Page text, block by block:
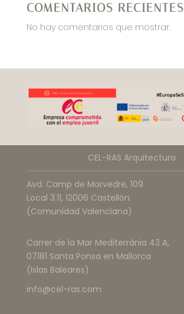
COMENTARIOS RECIENTES
No hay comentarios que mostrar.
CEL-RAS Arquitectura
Avd. Camp de Morvedre, 109
Local 3.11, 12006 Castellón.
(Comunidad Valenciana)
Carrer de la Mar Mediterrània 43 A,
07181 Santa Ponsa en Mallorca
(Islas Baleares)
info@cel-ras.com